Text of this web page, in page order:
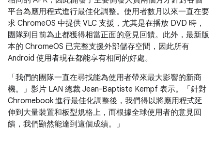
平台為應用程式進行最佳化調整。使用者數月以來一直在要
求 ChromeOS 中提供 VLC 支援，尤其是在播放 DVD 時，
團隊到目前為止都獲得相當正面的意見回饋。此外，最新版
本的 ChromeOS 已完整支援外部儲存空間，因此所有
Android 使用者現在都能享有相同的好處。
「我們的團隊一直在尋找能為使用者帶來最大影響的新商
機。」影片 LAN 總裁 Jean-Baptiste Kempf 表示。「針對
Chromebook 進行最佳化調整後，我們得以將應用程式延
伸到大量裝置和板型規格上，而根據全球使用者的意見回
饋，我們顯然能達到這個成績。」